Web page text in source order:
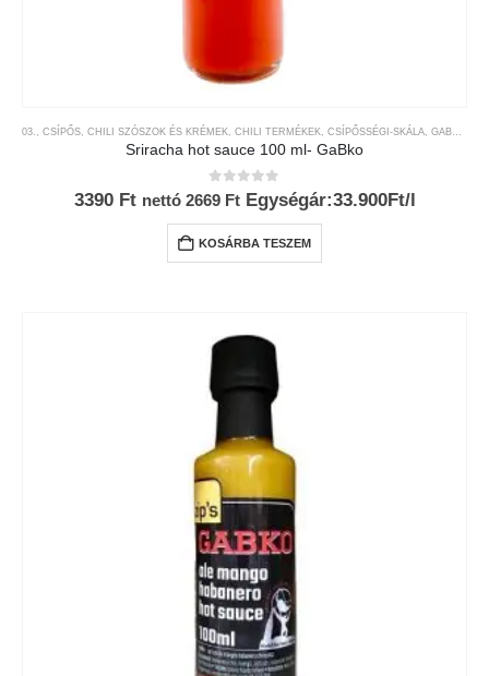
03., CSÍPŐS, CHILI SZÓSZOK ÉS KRÉMEK, CHILI TERMÉKEK, CSÍPŐSSÉGI-SKÁLA, GABKO
Sriracha hot sauce 100 ml- GaBko
0az 5-ből
3390 Ft nettó 2669 Ft Egységár:33.900Ft/l
KOSÁRBA TESZEM